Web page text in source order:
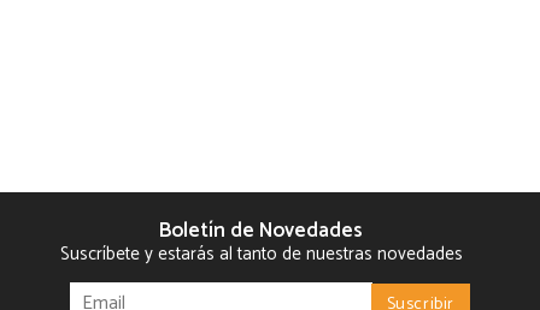
Boletín de Novedades
Suscríbete y estarás al tanto de nuestras novedades